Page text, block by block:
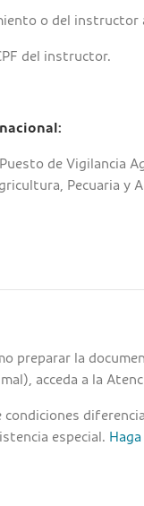
o del instructor
del instructor.
de Vigilancia
Pecuaria y
preparar la
acceda a la
condiciones
especial.